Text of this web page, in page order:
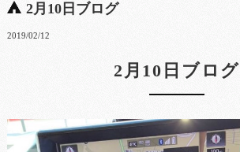
2月10日ブログ
2019/02/12
2月10日ブログ